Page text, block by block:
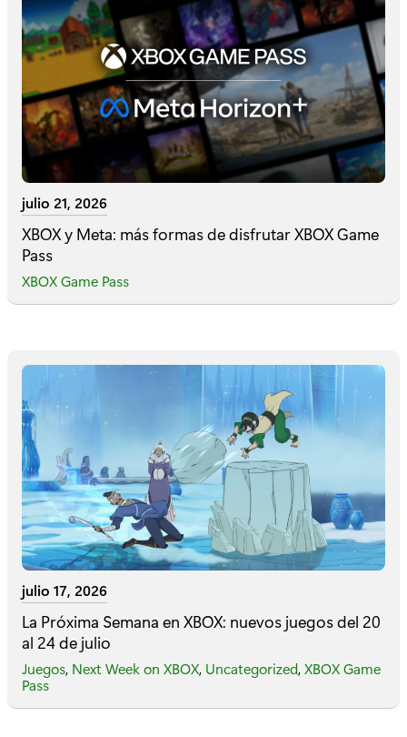
julio 21, 2026
XBOX y Meta: más formas de disfrutar XBOX Game
Pass
XBOX Game Pass
julio 17, 2026
La Próxima Semana en XBOX: nuevos juegos del 20
al 24 de julio
Juegos, Next Week on XBOX, Uncategorized,XBOX Game
Pass